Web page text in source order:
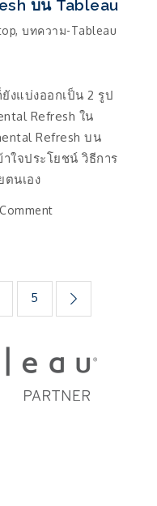
บน Tableau
,บทความ-Tableau
งแบ่งออกเป็น 2 รูป
Refresh ใน
Refresh บน
ใจประโยชน์ วิธีการ
ตนเอง
on
5